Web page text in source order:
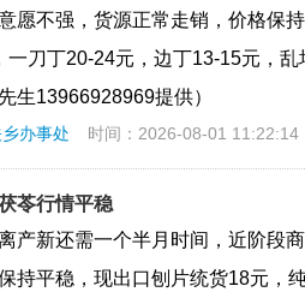
愿不强，货源正常走销，价格保
一刀丁20-24元，边丁13-15元，
生13966928969提供）
办事处 时间：2026-08-01 11:22:14
苓行情平稳
产新还需一个半月时间，近阶段
持平稳，现出口刨片统货18元，